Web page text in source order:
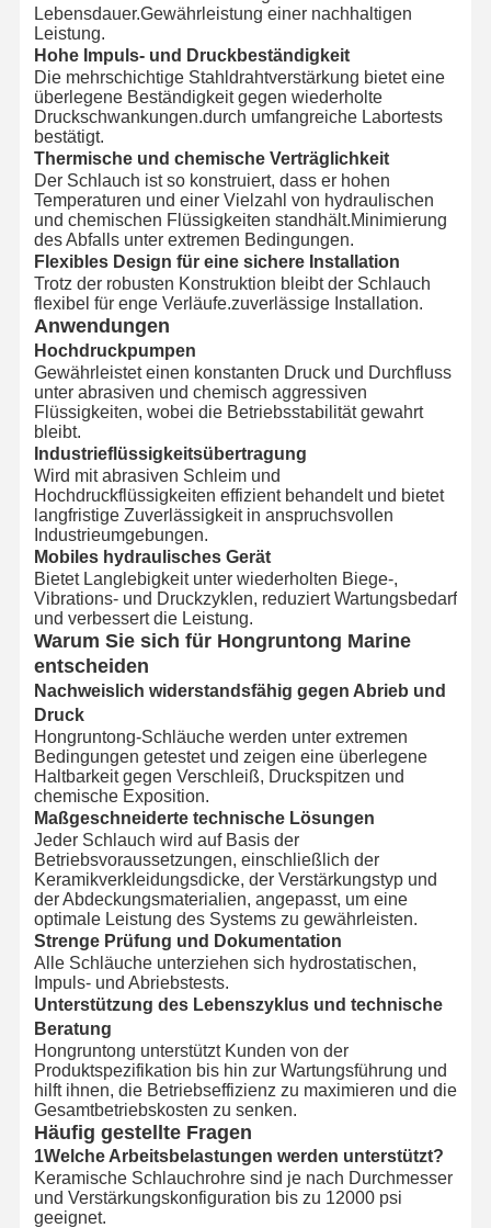
Metallschlauch
Schlauchschwimmer
Gepanzerter Schlauch
Lebensdauer.Gewährleistung einer nachhaltigen
Leistung.
Hohe Impuls- und Druckbeständigkeit
Die mehrschichtige Stahldrahtverstärkung bietet eine
überlegene Beständigkeit gegen wiederholte
Druckschwankungen.durch umfangreiche Labortests
bestätigt.
Thermische und chemische Verträglichkeit
Der Schlauch ist so konstruiert, dass er hohen
Temperaturen und einer Vielzahl von hydraulischen
und chemischen Flüssigkeiten standhält.Minimierung
des Abfalls unter extremen Bedingungen.
Flexibles Design für eine sichere Installation
Trotz der robusten Konstruktion bleibt der Schlauch
flexibel für enge Verläufe.zuverlässige Installation.
Anwendungen
Hochdruckpumpen
Gewährleistet einen konstanten Druck und Durchfluss
unter abrasiven und chemisch aggressiven
Flüssigkeiten, wobei die Betriebsstabilität gewahrt
bleibt.
Industrieflüssigkeitsübertragung
Wird mit abrasiven Schleim und
Hochdruckflüssigkeiten effizient behandelt und bietet
langfristige Zuverlässigkeit in anspruchsvollen
Industrieumgebungen.
Mobiles hydraulisches Gerät
Bietet Langlebigkeit unter wiederholten Biege-,
Vibrations- und Druckzyklen, reduziert Wartungsbedarf
und verbessert die Leistung.
Warum Sie sich für Hongruntong Marine
entscheiden
Nachweislich widerstandsfähig gegen Abrieb und
Druck
Hongruntong-Schläuche werden unter extremen
Bedingungen getestet und zeigen eine überlegene
Haltbarkeit gegen Verschleiß, Druckspitzen und
chemische Exposition.
Maßgeschneiderte technische Lösungen
Jeder Schlauch wird auf Basis der
Betriebsvoraussetzungen, einschließlich der
Keramikverkleidungsdicke, der Verstärkungstyp und
der Abdeckungsmaterialien, angepasst, um eine
optimale Leistung des Systems zu gewährleisten.
Strenge Prüfung und Dokumentation
Alle Schläuche unterziehen sich hydrostatischen,
Impuls- und Abriebstests.
Unterstützung des Lebenszyklus und technische
Beratung
Hongruntong unterstützt Kunden von der
Produktspezifikation bis hin zur Wartungsführung und
hilft ihnen, die Betriebseffizienz zu maximieren und die
Gesamtbetriebskosten zu senken.
Häufig gestellte Fragen
1Welche Arbeitsbelastungen werden unterstützt?
Keramische Schlauchrohre sind je nach Durchmesser
und Verstärkungskonfiguration bis zu 12000 psi
geeignet.